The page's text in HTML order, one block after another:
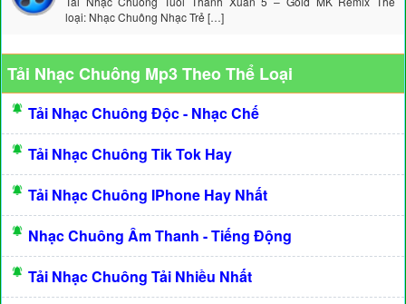
loại: Nhạc Chuông Nhạc Trẻ […]
Tải Nhạc Chuông Mp3 Theo Thể Loại
Tải Nhạc Chuông Độc - Nhạc Chế
Tải Nhạc Chuông Tik Tok Hay
Tải Nhạc Chuông IPhone Hay Nhất
Nhạc Chuông Âm Thanh - Tiếng Động
Tải Nhạc Chuông Tải Nhiều Nhất